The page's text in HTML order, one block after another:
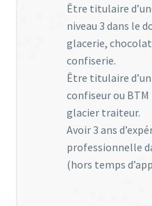
Être titulaire
niveau 3 dans le
glacerie,
confiserie.
Être titulaire
confiseur ou
glacier traiteur.
Avoir 3 ans
professionnelle
(hors temps